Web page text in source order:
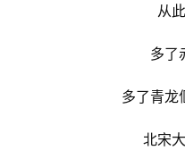
从
多了
多了青龙
北宋